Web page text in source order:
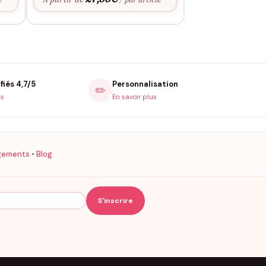
4,7/5 ✏️ Personnalisation
En savoir plus
• Blog